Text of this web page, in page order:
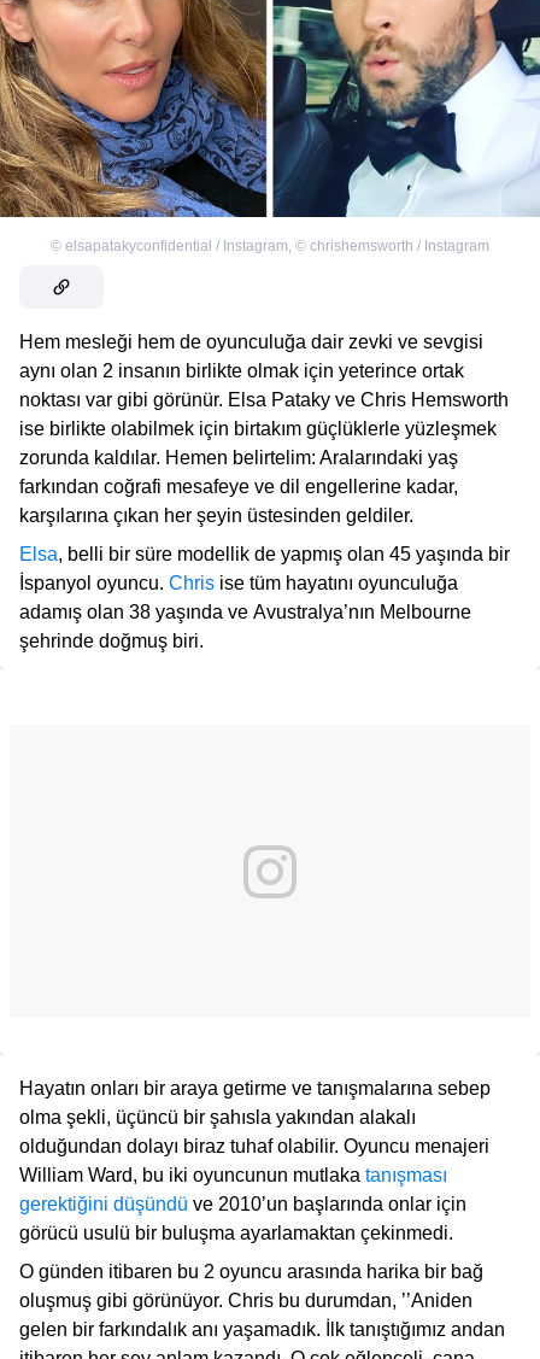
© elsapatakyconfidential / Instagram, © chrishemsworth / Instagram
Hem mesleği hem de oyunculuğa dair zevki ve sevgisi
aynı olan 2 insanın birlikte olmak için yeterince ortak
noktası var gibi görünür. Elsa Pataky ve Chris Hemsworth
ise birlikte olabilmek için birtakım güçlüklerle yüzleşmek
zorunda kaldılar. Hemen belirtelim: Aralarındaki yaş
farkından coğrafi mesafeye ve dil engellerine kadar,
karşılarına çıkan her şeyin üstesinden geldiler.
Elsa, belli bir süre modellik de yapmış olan 45 yaşında bir
İspanyol oyuncu. Chris ise tüm hayatını oyunculuğa
adamış olan 38 yaşında ve Avustralya’nın Melbourne
şehrinde doğmuş biri.
Hayatın onları bir araya getirme ve tanışmalarına sebep
olma şekli, üçüncü bir şahısla yakından alakalı
olduğundan dolayı biraz tuhaf olabilir. Oyuncu menajeri
William Ward, bu iki oyuncunun mutlaka tanışması
gerektiğini düşündü ve 2010’un başlarında onlar için
görücü usulü bir buluşma ayarlamaktan çekinmedi.
O günden itibaren bu 2 oyuncu arasında harika bir bağ
oluşmuş gibi görünüyor. Chris bu durumdan, ’’Aniden
gelen bir farkındalık anı yaşamadık. İlk tanıştığımız andan